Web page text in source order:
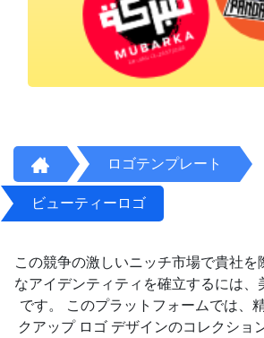
ロゴテンプレート
ビューティーロゴ
この競争の激しいニッチ市場で貴社
なアイデンティティを確立するには、
です。 このプラットフォームでは、
クアップ ロゴ デザインのコレクショ